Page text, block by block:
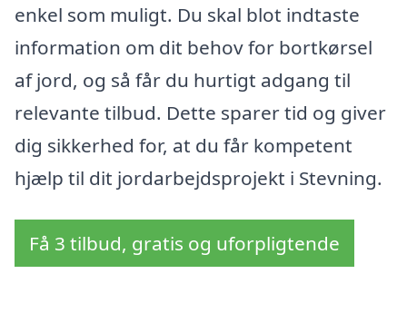
enkel som muligt. Du skal blot indtaste
information om dit behov for bortkørsel
af jord, og så får du hurtigt adgang til
relevante tilbud. Dette sparer tid og giver
dig sikkerhed for, at du får kompetent
hjælp til dit jordarbejdsprojekt i Stevning.
Få 3 tilbud, gratis og uforpligtende